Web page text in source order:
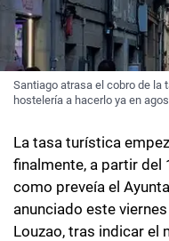
Santiago atrasa el cobro de la
hostelería a hacerlo ya en
La tasa turística
finalmente, a partir del
como preveía el
anunciado este
Louzao, tras indicar el